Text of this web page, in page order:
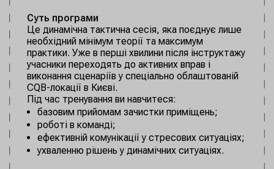
Суть програми
Це динамічна тактична сесія, яка поєднує лише
необхідний мінімум теорії та максимум
практики. Уже в перші хвилини після інструктажу
учасники переходять до активних вправ і
виконання сценаріїв у спеціально облаштованій
CQB-локації в Києві.
Під час тренування ви навчитеся:
базовим прийомам зачистки приміщень;
роботі в команді;
ефективній комунікації у стресових ситуаціях;
ухваленню рішень у динамічних ситуаціях.